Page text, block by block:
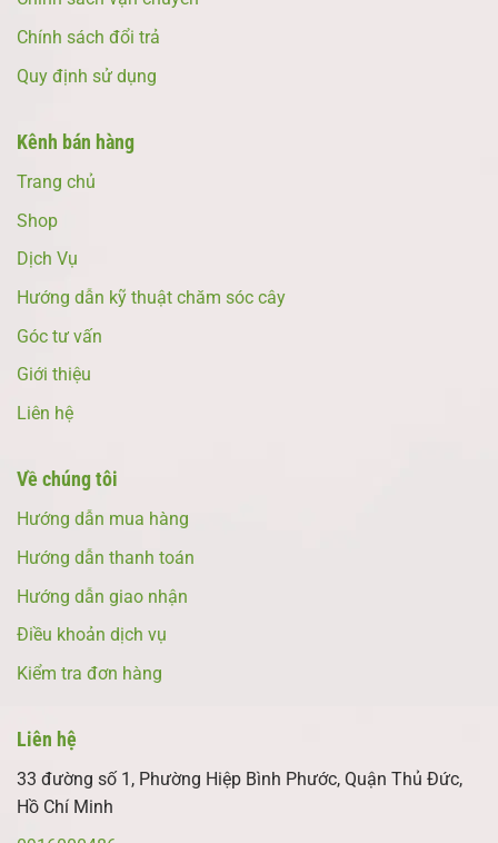
Chính sách đổi trả
Quy định sử dụng
Kênh bán hàng
Trang chủ
Shop
Dịch Vụ
Hướng dẫn kỹ thuật chăm sóc cây
Góc tư vấn
Giới thiệu
Liên hệ
Về chúng tôi
Hướng dẫn mua hàng
Hướng dẫn thanh toán
Hướng dẫn giao nhận
Điều khoản dịch vụ
Kiểm tra đơn hàng
Liên hệ
33 đường số 1, Phường Hiệp Bình Phước, Quận Thủ Đức,
Hồ Chí Minh